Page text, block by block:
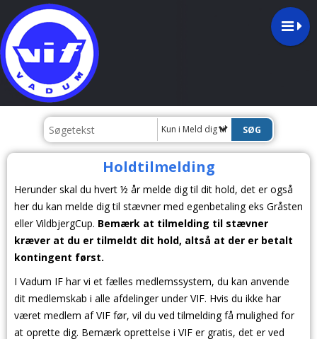
Kun i Meld dig til
Holdtilmelding
Herunder skal du hvert ½ år melde dig til dit hold, det er også
her du kan melde dig til stævner med egenbetaling eks Gråsten
eller VildbjergCup. Bemærk at tilmelding til stævner
kræver at du er tilmeldt dit hold, altså at der er betalt
kontingent først.
I Vadum IF har vi et fælles medlemssystem, du kan anvende
dit medlemskab i alle afdelinger under VIF. Hvis du ikke har
været medlem af VIF før, vil du ved tilmelding få mulighed for
at oprette dig. Bemærk oprettelse i VIF er gratis, det er ved